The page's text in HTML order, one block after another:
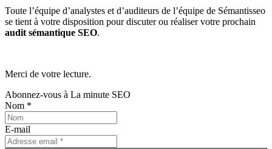
Toute l’équipe d’analystes et d’auditeurs de l’équipe de Sémantisseo
se tient à votre disposition pour discuter ou réaliser votre prochain
audit sémantique SEO.
Merci de votre lecture.
Abonnez-vous à La minute SEO
Nom *
E-mail